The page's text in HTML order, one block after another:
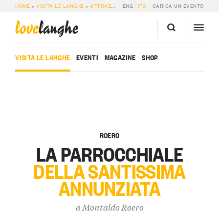
HOME » VISITA LE LANGHE »ATTRAZIONI »MONTALDO ROERO: LA
ENG ITA CARICA UN EVENTO
lovelanghe
VISITA LE LANGHE EVENTI MAGAZINE SHOP
ROERO
LA PARROCCHIALE
DELLA SANTISSIMA
ANNUNZIATA
aMontaldo Roero